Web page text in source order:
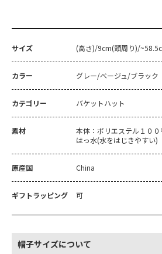
サイズ (高さ)/9cm(頭周り)/
カラー グレー/ベージュ/ブラック
カテゴリー バケットハット
素材
本体：ポリエステル１００
はっ水(水をはじきやすい)
原産国 China
ギフトラッピング 可
帽子サイズについて